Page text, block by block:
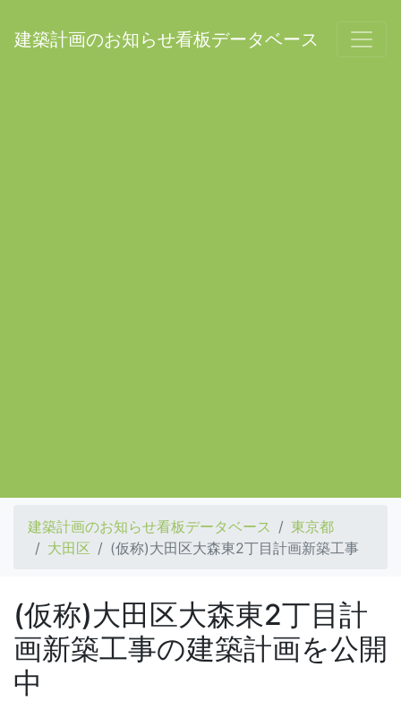
建築計画のお知らせ看板データベース
建築計画のお知らせ看板データベース
東京都
大田区
(仮称)大田区大森東2丁目計画新築工事
(仮称)大田区大森東2丁目計
画新築工事の建築計画を公開
中